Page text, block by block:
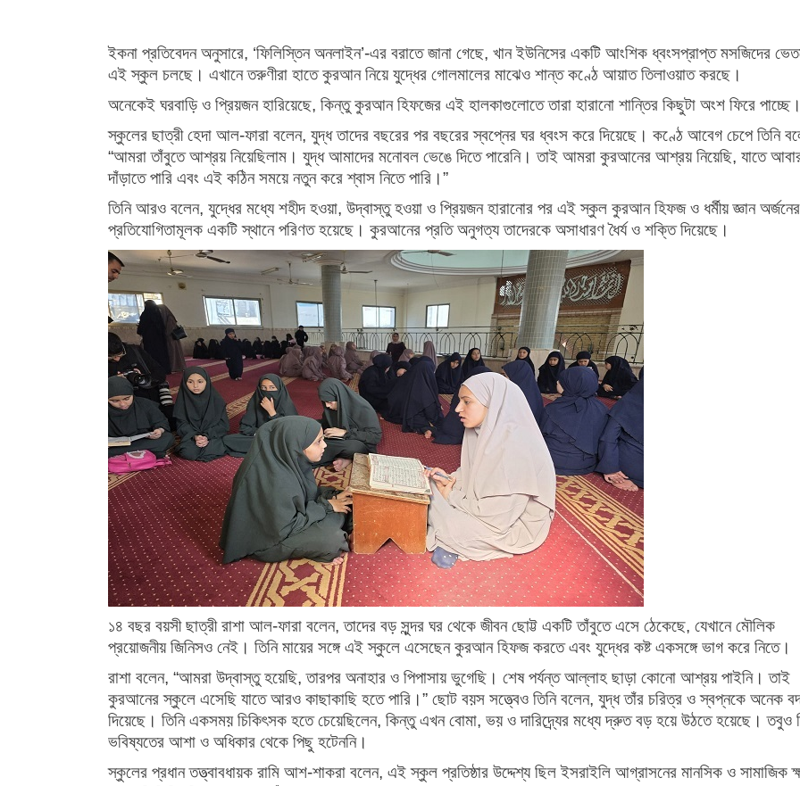
ইকনা প্রতিবেদন অনুসারে, ‘ফিলিস্তিন অনলাইন’-এর বরাতে জানা গেছে, খান ইউনিসের একটি আংশিক ধ্বংসপ্রাপ্ত মসজিদের
এই স্কুল চলছে। এখানে তরুণীরা হাতে কুরআন নিয়ে যুদ্ধের গোলমালের মাঝেও শান্ত কণ্ঠে আয়াত তিলাওয়াত করছে।
অনেকেই ঘরবাড়ি ও প্রিয়জন হারিয়েছে, কিন্তু কুরআন হিফজের এই হালকাগুলোতে তারা হারানো শান্তির কিছুটা অংশ ফিরে পাচ্ছে।
স্কুলের ছাত্রী হেদা আল-ফারা বলেন, যুদ্ধ তাদের বছরের পর বছরের স্বপ্নের ঘর ধ্বংস করে দিয়েছে। কণ্ঠে আবেগ চেপে তিনি
“আমরা তাঁবুতে আশ্রয় নিয়েছিলাম। যুদ্ধ আমাদের মনোবল ভেঙে দিতে পারেনি। তাই আমরা কুরআনের আশ্রয় নিয়েছি, যাতে
দাঁড়াতে পারি এবং এই কঠিন সময়ে নতুন করে শ্বাস নিতে পারি।”
তিনি আরও বলেন, যুদ্ধের মধ্যে শহীদ হওয়া, উদ্বাস্তু হওয়া ও প্রিয়জন হারানোর পর এই স্কুল কুরআন হিফজ ও ধর্মীয় জ্ঞান অর্জনের
প্রতিযোগিতামূলক একটি স্থানে পরিণত হয়েছে। কুরআনের প্রতি অনুগত্য তাদেরকে অসাধারণ ধৈর্য ও শক্তি দিয়েছে।
১৪ বছর বয়সী ছাত্রী রাশা আল-ফারা বলেন, তাদের বড় সুন্দর ঘর থেকে জীবন ছোট্ট একটি তাঁবুতে এসে ঠেকেছে, যেখানে মৌলিক
প্রয়োজনীয় জিনিসও নেই। তিনি মায়ের সঙ্গে এই স্কুলে এসেছেন কুরআন হিফজ করতে এবং যুদ্ধের কষ্ট একসঙ্গে ভাগ করে নিতে।
রাশা বলেন, “আমরা উদ্বাস্তু হয়েছি, তারপর অনাহার ও পিপাসায় ভুগেছি। শেষ পর্যন্ত আল্লাহ ছাড়া কোনো আশ্রয় পাইনি। তাই
কুরআনের স্কুলে এসেছি যাতে আরও কাছাকাছি হতে পারি।” ছোট বয়স সত্ত্বেও তিনি বলেন, যুদ্ধ তাঁর চরিত্র ও স্বপ্নকে অনেক
দিয়েছে। তিনি একসময় চিকিৎসক হতে চেয়েছিলেন, কিন্তু এখন বোমা, ভয় ও দারিদ্র্যের মধ্যে দ্রুত বড় হয়ে উঠতে হয়েছে। তবুও
ভবিষ্যতের আশা ও অধিকার থেকে পিছু হটেননি।
স্কুলের প্রধান তত্ত্বাবধায়ক রামি আশ-শাকরা বলেন, এই স্কুল প্রতিষ্ঠার উদ্দেশ্য ছিল ইসরাইলি আগ্রাসনের মানসিক ও সামাজিক